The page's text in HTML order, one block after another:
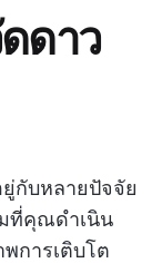
ดาว
กับหลายปัจจัย
ที่คุณดำเนิน
การเติบโต